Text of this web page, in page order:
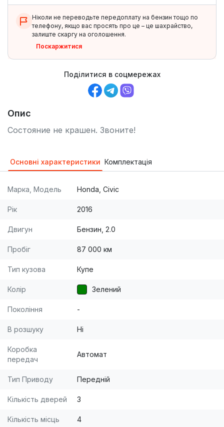
Ніколи не переводьте передоплату на бензин тощо по
телефону, якщо вас просять про це – це шахрайство,
залиште скаргу на оголошення.
Поскаржитися
Поділитися в соцмережах
Опис
Состояние не крашен. Звоните!
Основні характеристики Комплектація
Марка, Модель Honda, Civic
Рік 2016
Двигун Бензин, 2.0
Пробіг 87 000 км
Тип кузова Купе
Колір Зелений
Покоління -
В розшуку Ні
Коробка
передач
Автомат
Тип Приводу Передній
Кількість дверей 3
Кількість місць 4